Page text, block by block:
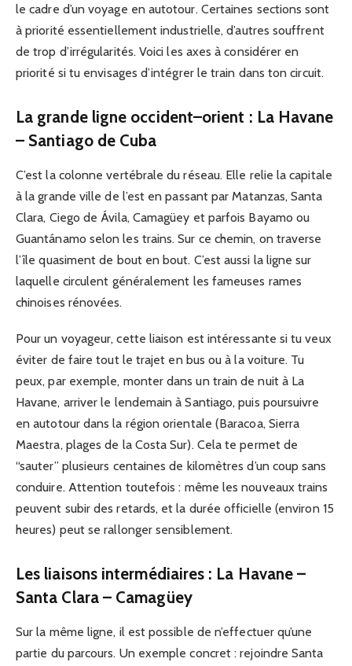
le cadre d’un voyage en autotour. Certaines sections sont
à priorité essentiellement industrielle, d’autres souffrent
de trop d’irrégularités. Voici les axes à considérer en
priorité si tu envisages d’intégrer le train dans ton circuit.
La grande ligne occident–orient : La Havane
– Santiago de Cuba
C’est la colonne vertébrale du réseau. Elle relie la capitale
à la grande ville de l’est en passant par Matanzas, Santa
Clara, Ciego de Ávila, Camagüey et parfois Bayamo ou
Guantánamo selon les trains. Sur ce chemin, on traverse
l’île quasiment de bout en bout. C’est aussi la ligne sur
laquelle circulent généralement les fameuses rames
chinoises rénovées.
Pour un voyageur, cette liaison est intéressante si tu veux
éviter de faire tout le trajet en bus ou à la voiture. Tu
peux, par exemple, monter dans un train de nuit à La
Havane, arriver le lendemain à Santiago, puis poursuivre
en autotour dans la région orientale (Baracoa, Sierra
Maestra, plages de la Costa Sur). Cela te permet de
“sauter” plusieurs centaines de kilomètres d’un coup sans
conduire. Attention toutefois : même les nouveaux trains
peuvent subir des retards, et la durée officielle (environ 15
heures) peut se rallonger sensiblement.
Les liaisons intermédiaires : La Havane –
Santa Clara – Camagüey
Sur la même ligne, il est possible de n’effectuer qu’une
partie du parcours. Un exemple concret : rejoindre Santa